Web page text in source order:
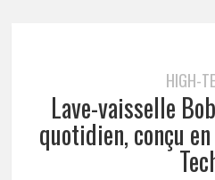
HIGH-
Lave-vaisselle
quotidien, conçu